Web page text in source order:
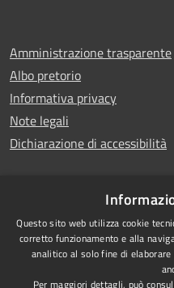
Amministrazione trasparente
Albo pretorio
Informativa privacy
Note legali
Dichiarazione di accessibilità
RSS
Accessibilità
Questo sito web utilizza cookie
corretto funzionamento e alla
analitico al solo fine di
Per maggiori dettagli, può